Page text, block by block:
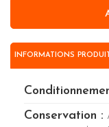
INFORMATIONS PRODUIT
Conservation :